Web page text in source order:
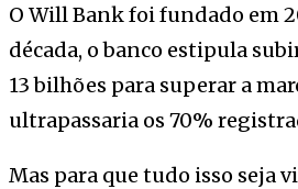
O Will Bank foi fundado em
década, o banco estipula
13 bilhões para superar a
ultrapassaria os 70%
Mas para que tudo isso seja